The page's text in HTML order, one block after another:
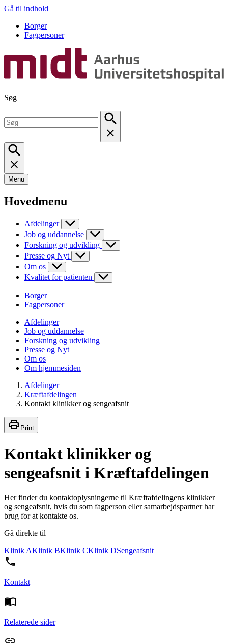
Gå til indhold
Borger
Fagpersoner
Søg
Menu
Hovedmenu
Afdelinger
Job og uddannelse
Forskning og udvikling
Presse og Nyt
Om os
Kvalitet for patienten
Borger
Fagpersoner
Afdelinger
Job og uddannelse
Forskning og udvikling
Presse og Nyt
Om os
Om hjemmesiden
Afdelinger
Kræftafdelingen
Kontakt klinikker og sengeafsnit
Print
Kontakt klinikker og
sengeafsnit i Kræftafdelingen
Her finder du kontaktoplysningerne til Kræftafdelingens klinikker
og sengeafsnit, hvis du som fagperson eller samarbejdspartner har
brug for at kontakte os.
Gå direkte til
Klinik AKlinik BKlinik CKlinik DSengeafsnit
Kontakt
Relaterede sider